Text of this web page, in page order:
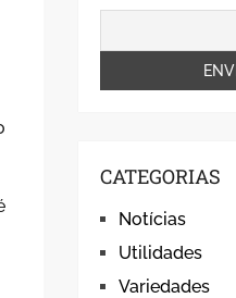
CATEGORIAS
Notícias
Utilidades
Variedades